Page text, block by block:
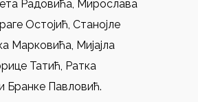
Радовића, Мирослава
Остојић, Станојле
Марковића, Мијајла
Татић, Ратка
Бранке Павловић.